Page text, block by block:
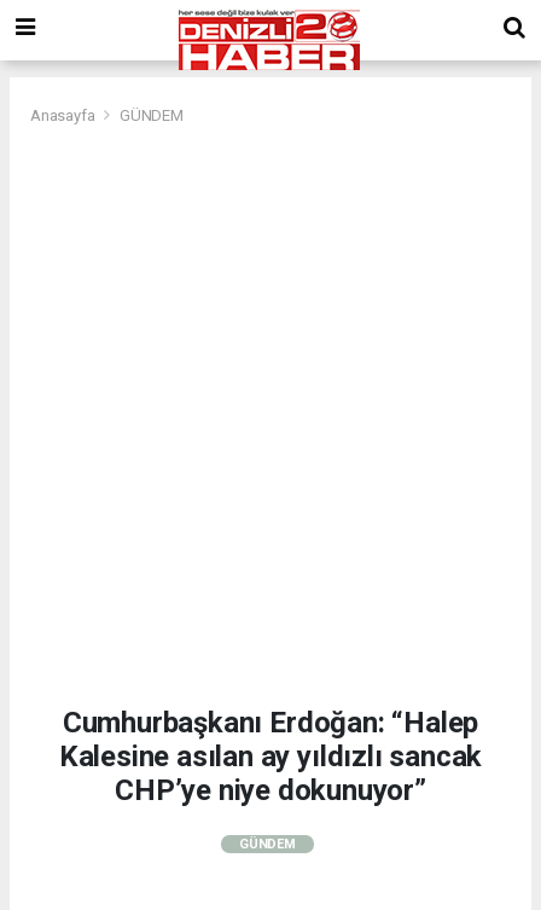
Anasayfa GÜNDEM
Cumhurbaşkanı Erdoğan: “Halep
Kalesine asılan ay yıldızlı sancak
CHP’ye niye dokunuyor”
GÜNDEM